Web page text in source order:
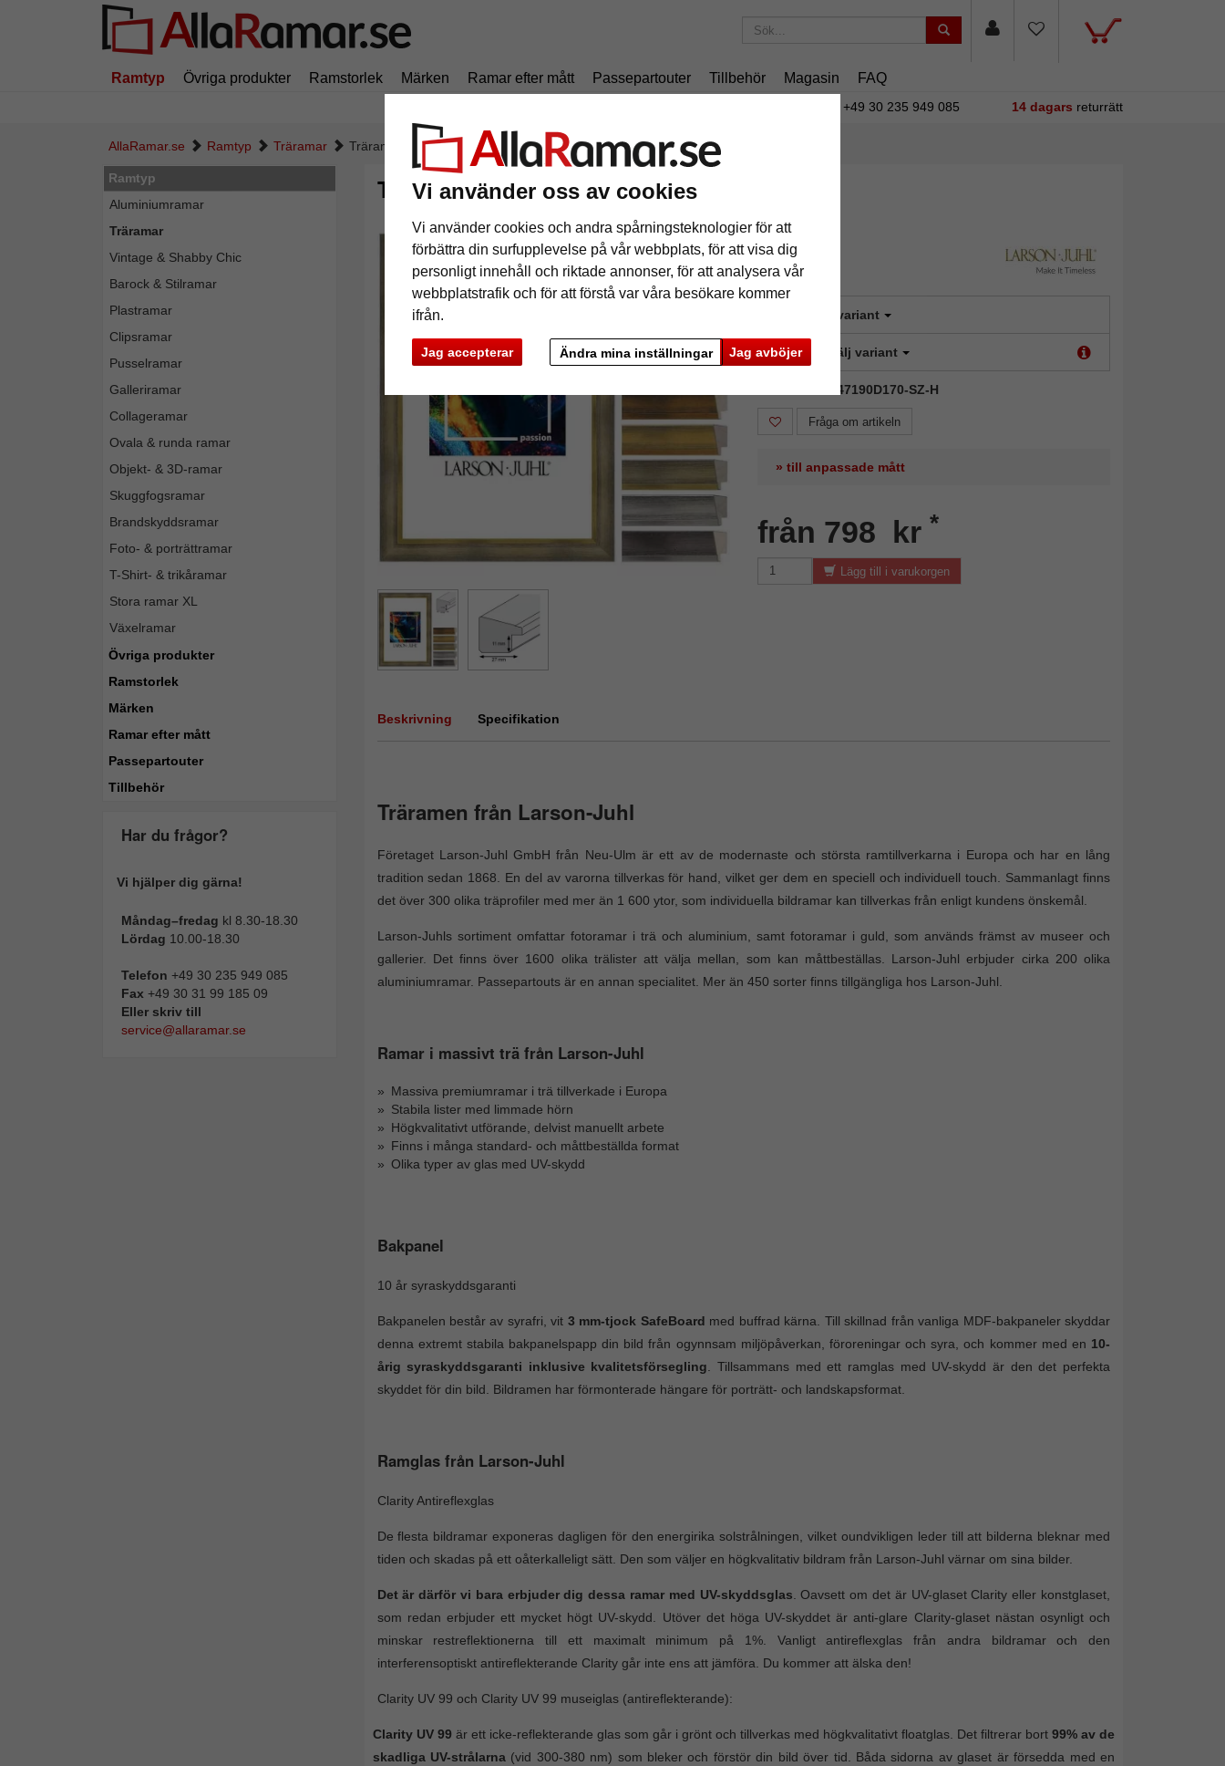
Vi använder oss av cookies
Vi använder cookies och andra spårningsteknologier för att
förbättra din surfupplevelse på vår webbplats, för att visa dig
personligt innehåll och riktade annonser, för att analysera vår
webbplatstrafik och för att förstå var våra besökare kommer
ifrån.
Jag accepterar Jag avböjer
Ändra mina inställningar
Ramtyp Övriga produkter Ramstorlek Märken Ramar efter mått Passepartouter Tillbehör Magasin FAQ
+49 30 235 949 085 14 dagars returrätt
AllaRamar.se Ramtyp Träramar Träram DOMUS 27- måttbeställd
Ramtyp
Aluminiumramar
Träramar
Vintage & Shabby Chic
Barock & Stilramar
Plastramar
Clipsramar
Pusselramar
Galleriramar
Collageramar
Ovala & runda ramar
Objekt- & 3D-ramar
Skuggfogsramar
Brandskyddsramar
Foto- & porträttramar
T-Shirt- & trikåramar
Stora ramar XL
Växelramar
Övriga produkter
Ramstorlek
Märken
Ramar efter mått
Passepartouter
Tillbehör
Har du frågor?
Vi hjälper dig gärna!
Måndag–fredag kl 8.30-18.30
Lördag 10.00-18.30
Telefon +49 30 235 949 085
Fax +49 30 31 99 185 09
Eller skriv till
service@allaramar.se
Träram DOMUS 27- måttbeställd
Välj variant
glasart: Välj variant
Art.Nr.: AIC-247190D170-SZ-H
Fråga om artikeln
» till anpassade mått
från 798 kr *
Lägg till i varukorgen
Beskrivning Specifikation
Träramen från Larson-Juhl
Företaget Larson-Juhl GmbH från Neu-Ulm är ett av de modernaste och största ramtillverkarna i Europa och har en lång
tradition sedan 1868. En del av varorna tillverkas för hand, vilket ger dem en speciell och individuell touch. Sammanlagt finns
det över 300 olika träprofiler med mer än 1 600 ytor, som individuella bildramar kan tillverkas från enligt kundens önskemål.
Larson-Juhls sortiment omfattar fotoramar i trä och aluminium, samt fotoramar i guld, som används främst av museer och
gallerier. Det finns över 1600 olika trälister att välja mellan, som kan måttbeställas. Larson-Juhl erbjuder cirka 200 olika
aluminiumramar. Passepartouts är en annan specialitet. Mer än 450 sorter finns tillgängliga hos Larson-Juhl.
Ramar i massivt trä från Larson-Juhl
Massiva premiumramar i trä tillverkade i Europa
Stabila lister med limmade hörn
Högkvalitativt utförande, delvist manuellt arbete
Finns i många standard- och måttbeställda format
Olika typer av glas med UV-skydd
Bakpanel
10 år syraskyddsgaranti
Bakpanelen består av syrafri, vit 3 mm-tjock SafeBoard med buffrad kärna. Till skillnad från vanliga MDF-bakpaneler skyddar
denna extremt stabila bakpanelspapp din bild från ogynnsam miljöpåverkan, föroreningar och syra, och kommer med en 10-
årig syraskyddsgaranti inklusive kvalitetsförsegling . Tillsammans med ett ramglas med UV-skydd är den det perfekta
skyddet för din bild. Bildramen har förmonterade hängare för porträtt- och landskapsformat.
Ramglas från Larson-Juhl
Clarity Antireflexglas
De flesta bildramar exponeras dagligen för den energirika solstrålningen, vilket oundvikligen leder till att bilderna bleknar med
tiden och skadas på ett oåterkalleligt sätt. Den som väljer en högkvalitativ bildram från Larson-Juhl värnar om sina bilder.
Det är därför vi bara erbjuder dig dessa ramar med UV-skyddsglas . Oavsett om det är UV-glaset Clarity eller konstglaset,
som redan erbjuder ett mycket högt UV-skydd. Utöver det höga UV-skyddet är anti-glare Clarity-glaset nästan osynligt och
minskar restreflektionerna till ett maximalt minimum på 1%. Vanligt antireflexglas från andra bildramar och den
interferensoptiskt antireflekterande Clarity går inte ens att jämföra. Du kommer att älska den!
Clarity UV 99 och Clarity UV 99 museiglas (antireflekterande):
Clarity UV 99 är ett icke-reflekterande glas som går i grönt och tillverkas med högkvalitativt floatglas. Det filtrerar bort 99% av de
skadliga UV-strålarna (vid 300-380 nm) som bleker och förstör din bild över tid. Båda sidorna av glaset är försedda med en